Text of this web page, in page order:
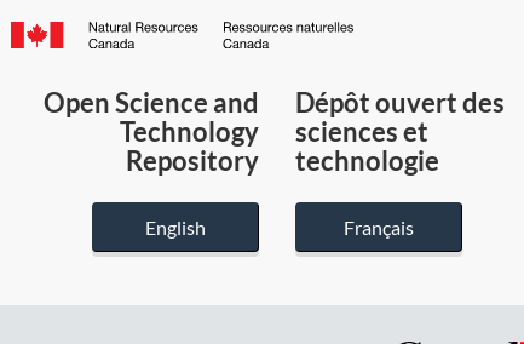
Canada.ca
du
Canada
Open Science and
Technology
Repository
English
Dépôt ouvert des
sciences et
technologie
Français